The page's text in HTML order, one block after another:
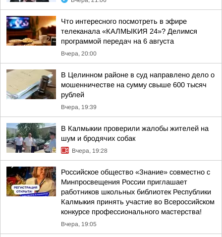
Что интересного посмотреть в эфире
телеканала «КАЛМЫКИЯ 24»? Делимся
программой передач на 6 августа
Вчера, 20:00
В Целинном районе в суд направлено дело о
мошенничестве на сумму свыше 600 тысяч
рублей
Вчера, 19:39
В Калмыкии проверили жалобы жителей на
шум и бродячих собак
Вчера, 19:28
Российское общество «Знание» совместно с
Минпросвещения России приглашает
работников школьных библиотек Республики
Калмыкия принять участие во Всероссийском
конкурсе профессионального мастерства!
Вчера, 19:05